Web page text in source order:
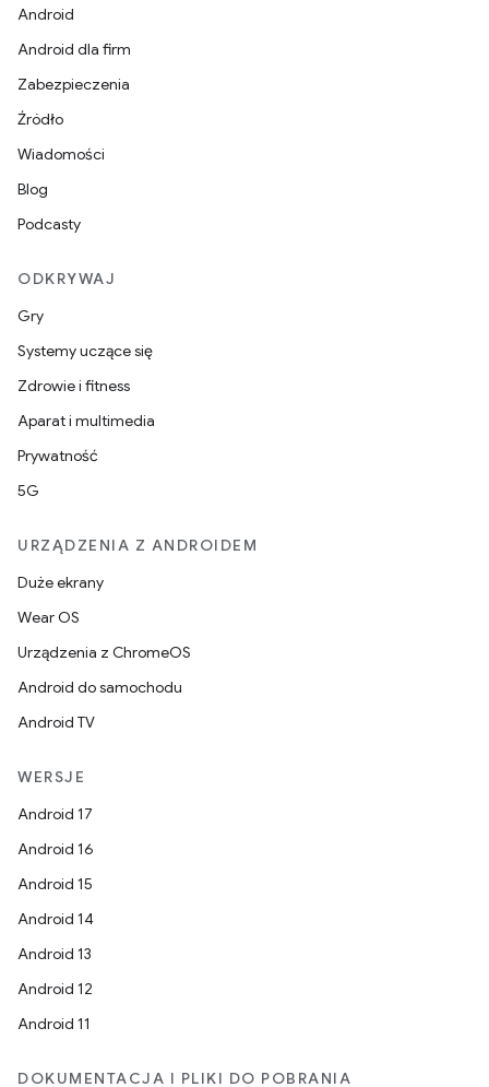
Android
Android dla firm
Zabezpieczenia
Źródło
Wiadomości
Blog
Podcasty
ODKRYWAJ
Gry
Systemy uczące się
Zdrowie i fitness
Aparat i multimedia
Prywatność
5G
URZĄDZENIA Z ANDROIDEM
Duże ekrany
Wear OS
Urządzenia z ChromeOS
Android do samochodu
Android TV
WERSJE
Android 17
Android 16
Android 15
Android 14
Android 13
Android 12
Android 11
DOKUMENTACJA I PLIKI DO POBRANIA